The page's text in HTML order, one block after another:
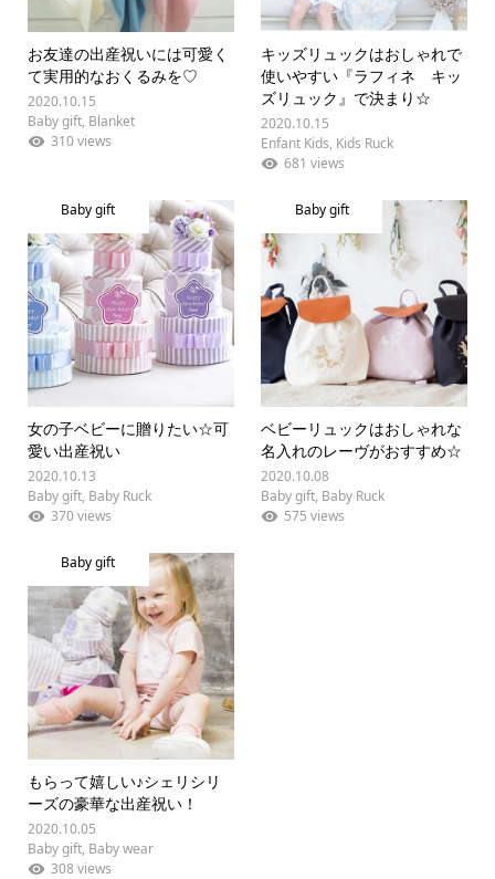
お友達の出産祝いには可愛く
て実用的なおくるみを♡
2020.10.15
Baby gift, Blanket
310 views
キッズリュックはおしゃれで
使いやすい『ラフィネ キッ
ズリュック』で決まり☆
2020.10.15
Enfant Kids, Kids Ruck
681 views
Baby gift
女の子ベビーに贈りたい☆可
愛い出産祝い
2020.10.13
Baby gift, Baby Ruck
370 views
Baby gift
ベビーリュックはおしゃれな
名入れのレーヴがおすすめ☆
2020.10.08
Baby gift, Baby Ruck
575 views
Baby gift
もらって嬉しい♪シェリシリ
ーズの豪華な出産祝い！
2020.10.05
Baby gift, Baby wear
308 views